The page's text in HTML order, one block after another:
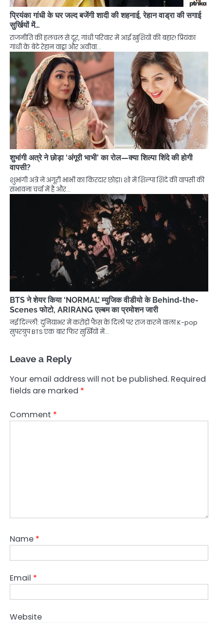
प्रियंका गांधी के घर जल्द बजेंगी शादी की शहनाई, रेहान वाड्रा की सगाई
सुर्खियों में…
राजनीति की हलचल से दूर, गांधी परिवार में आई खुशियों की बहार! प्रियंका
गांधी के बेटे रेहान वाड्रा और अवीवा…
शुभांगी अत्रे ने छोड़ा ‘अंगूरी भाभी’ का रोल—क्या शिल्पा शिंदे की होगी
वापसी?
शुभांगी अत्रे ने अंगूरी भाभी का किरदार छोड़ा। शो में शिल्पा शिंदे की वापसी की
संभावना चर्चा में है और…
BTS ने शेयर किया ‘NORMAL’ म्युजिक वीडीयो के Behind-the-
Scenes फोटो, ARIRANG एल्बम का प्रमोशन जारी
नई दिल्ली: दुनियाभर में करोड़ों फैंस के दिलों पर राज करने वाला K-pop
सुपरग्रुप BTS एक बार फिर सुर्खियों में…
Leave a Reply
Your email address will not be published. Required
fields are marked *
Comment *
Name *
Email *
Website